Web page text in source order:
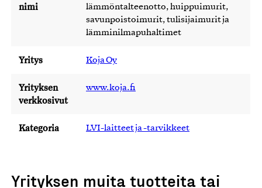
nimi
lämmöntalteenotto, huippuimurit,
savunpoistoimurit, tulisijaimurit ja
lämminilmapuhaltimet
Yritys Koja Oy
Yrityksen
verkkosivut
www.koja.fi
Kategoria LVI-laitteet ja -tarvikkeet
Yrityksen muita tuotteita tai